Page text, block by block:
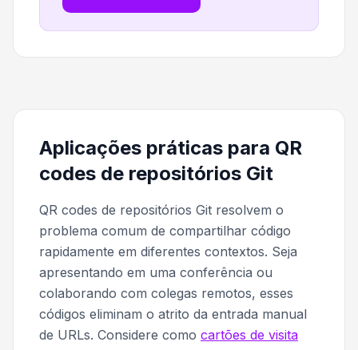
Aplicações práticas para QR
codes de repositórios Git
QR codes de repositórios Git resolvem o
problema comum de compartilhar código
rapidamente em diferentes contextos. Seja
apresentando em uma conferência ou
colaborando com colegas remotos, esses
códigos eliminam o atrito da entrada manual
de URLs. Considere como cartões de visita